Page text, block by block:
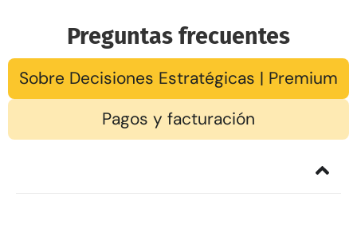
Preguntas frecuentes
Sobre Decisiones Estratégicas | Premium
Pagos y facturación